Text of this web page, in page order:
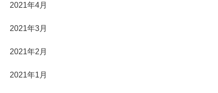
2021年4月
2021年3月
2021年2月
2021年1月